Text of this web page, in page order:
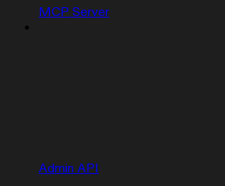
MCP Server
Admin API